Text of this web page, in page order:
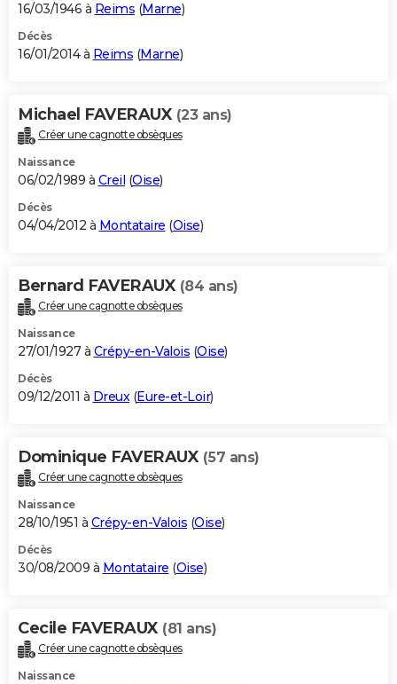
16/03/1946 à Reims (Marne)
Décès
16/01/2014 à Reims (Marne)
Michael FAVERAUX (23 ans)
Créer une cagnotte obsèques
Naissance
06/02/1989 à Creil (Oise)
Décès
04/04/2012 à Montataire (Oise)
Bernard FAVERAUX (84 ans)
Créer une cagnotte obsèques
Naissance
27/01/1927 à Crépy-en-Valois (Oise)
Décès
09/12/2011 à Dreux(Eure-et-Loir)
Dominique FAVERAUX (57 ans)
Créer une cagnotte obsèques
Naissance
28/10/1951 à Crépy-en-Valois (Oise)
Décès
30/08/2009 à Montataire (Oise)
Cecile FAVERAUX (81 ans)
Créer une cagnotte obsèques
Naissance